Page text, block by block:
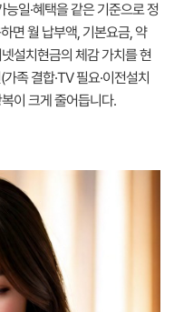
일·혜택을 같은 기준으로 정
면 월 납부액, 기본요금, 약
설치현금의 체감 가치를 현
족 결합·TV 필요·이전설치
이 크게 줄어듭니다.